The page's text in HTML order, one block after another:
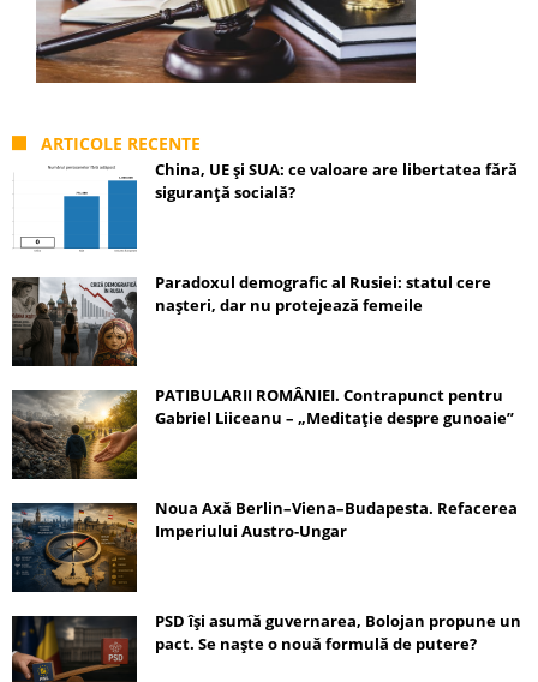
ARTICOLE RECENTE
China, UE și SUA: ce valoare are libertatea fără
siguranță socială?
Paradoxul demografic al Rusiei: statul cere
nașteri, dar nu protejează femeile
PATIBULARII ROMÂNIEI. Contrapunct pentru
Gabriel Liiceanu – „Meditație despre gunoaie”
Noua Axă Berlin–Viena–Budapesta. Refacerea
Imperiului Austro-Ungar
PSD își asumă guvernarea, Bolojan propune un
pact. Se naște o nouă formulă de putere?